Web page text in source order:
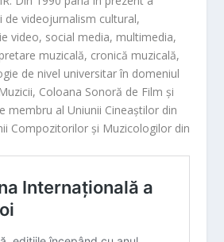
de videojurnalism cultural,
video, social media, multimedia,
muzicală, cronică muzicală,
de nivel universitar în domeniul
Coloana Sonoră de Film și
membru al Uniunii Cineaștilor din
Compozitorilor și Muzicologilor din